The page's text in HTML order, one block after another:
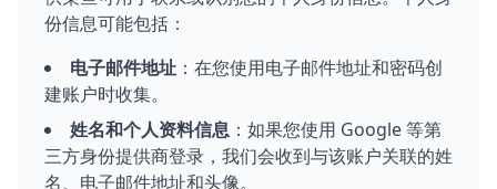
份信息可能包括：
电子邮件地址 ：在您使用电子邮件地址和密码创
建账户时收集。
姓名和个人资料信息 ：如果您使用 Google 等第
三方身份提供商登录，我们会收到与该账户关联的姓
名、电子邮件地址和头像。